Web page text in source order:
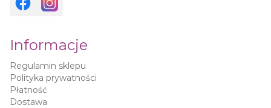
Informacje
Regulamin sklepu
Polityka prywatności
Płatność
Dostawa